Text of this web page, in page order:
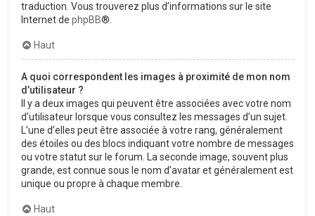
traduction. Vous trouverez plus d’informations sur le site
Internet de phpBB®.
Haut
A quoi correspondent les images à proximité de mon nom
d’utilisateur ?
Il y a deux images qui peuvent être associées avec votre nom
d’utilisateur lorsque vous consultez les messages d’un sujet.
L’une d’elles peut être associée à votre rang, généralement
des étoiles ou des blocs indiquant votre nombre de messages
ou votre statut sur le forum. La seconde image, souvent plus
grande, est connue sous le nom d’avatar et généralement est
unique ou propre à chaque membre.
Haut